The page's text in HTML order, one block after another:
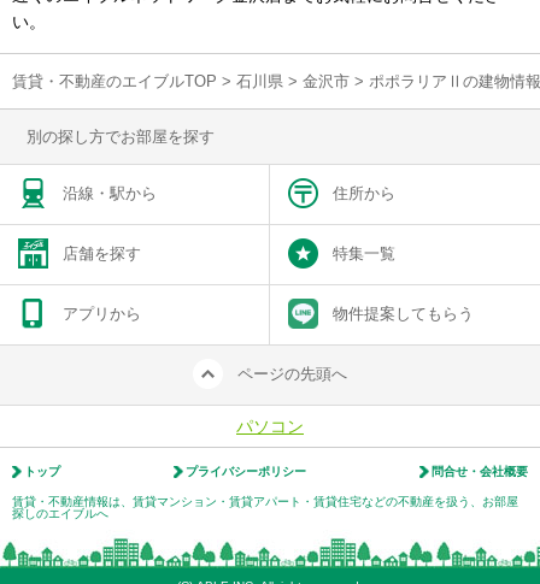
い。
賃貸・不動産のエイブルTOP > 石川県 > 金沢市 > ポポラリアⅡの建物情
別の探し方でお部屋を探す
沿線・駅から 住所から
店舗を探す 特集一覧
アプリから 物件提案してもらう
ページの先頭へ
パソコン
トップ プライバシーポリシー 問合せ・会社概要
賃貸・不動産情報は、賃貸マンション・賃貸アパート・賃貸住宅などの不動産を扱う、お部屋
探しのエイブルへ